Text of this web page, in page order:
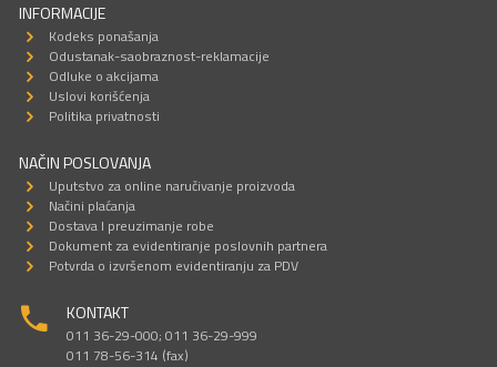
INFORMACIJE
Kodeks ponašanja
Odustanak-saobraznost-reklamacije
Odluke o akcijama
Uslovi korišćenja
Politika privatnosti
NAČIN POSLOVANJA
Uputstvo za online naručivanje proizvoda
Načini plaćanja
Dostava I preuzimanje robe
Dokument za evidentiranje poslovnih partnera
Potvrda o izvršenom evidentiranju za PDV
KONTAKT
011 36-29-000; 011 36-29-999
011 78-56-314 (fax)